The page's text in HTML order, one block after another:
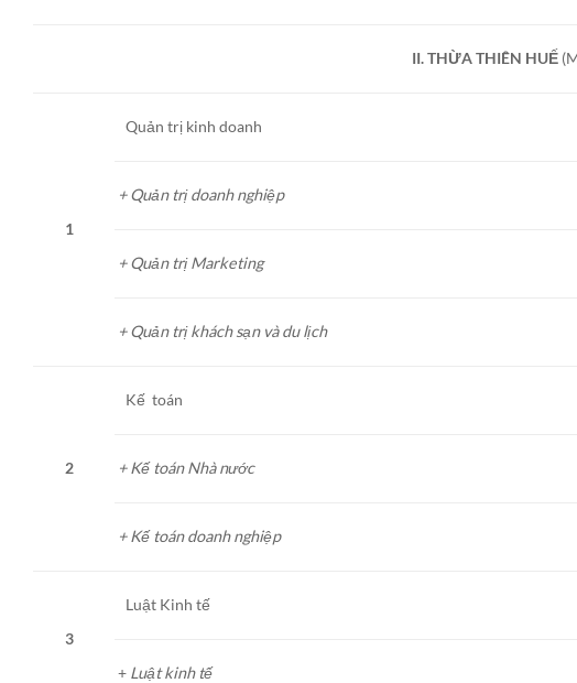
II. THỪA THIÊN HUẾ
1
Quản trị kinh doanh
+ Quản trị doanh nghiệp
+ Quản trị Marketing
+ Quản trị khách sạn và du lịch
2
Kế toán
+ Kế toán Nhà nước
+ Kế toán doanh nghiệp
3
Luật Kinh tế
+ Luật kinh tế